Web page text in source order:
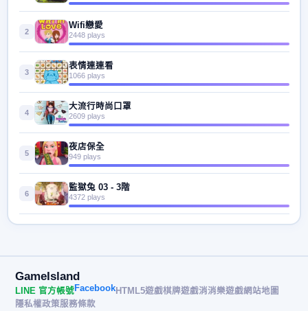
2
Wifi戀愛
2448 plays
3
表情連連看
1066 plays
4
大流行時尚口罩
2609 plays
5
夜店保全
949 plays
6
監獄兔 03 - 3階
4372 plays
GameIsland
LINE 官方帳號FacebookHTML5遊戲棋牌遊戲消消樂遊戲網站地圖
隱私權政策服務條款